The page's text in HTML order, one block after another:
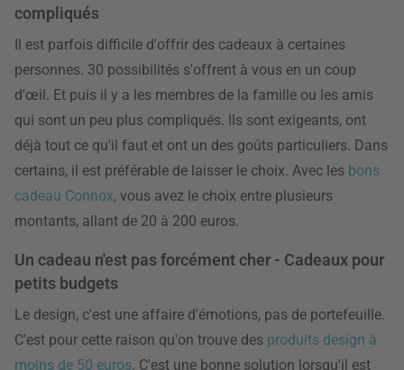
compliqués
Il est parfois difficile d'offrir des cadeaux à certaines
personnes. 30 possibilités s'offrent à vous en un coup
d'œil. Et puis il y a les membres de la famille ou les amis
qui sont un peu plus compliqués. Ils sont exigeants, ont
déjà tout ce qu'il faut et ont un des goûts particuliers. Dans
certains, il est préférable de laisser le choix. Avec les bons
cadeau Connox, vous avez le choix entre plusieurs
montants, allant de 20 à 200 euros.
Un cadeau n'est pas forcément cher - Cadeaux pour
petits budgets
Le design, c'est une affaire d'émotions, pas de portefeuille.
C'est pour cette raison qu'on trouve des produits design à
moins de 50 euros. C'est une bonne solution lorsqu'il est